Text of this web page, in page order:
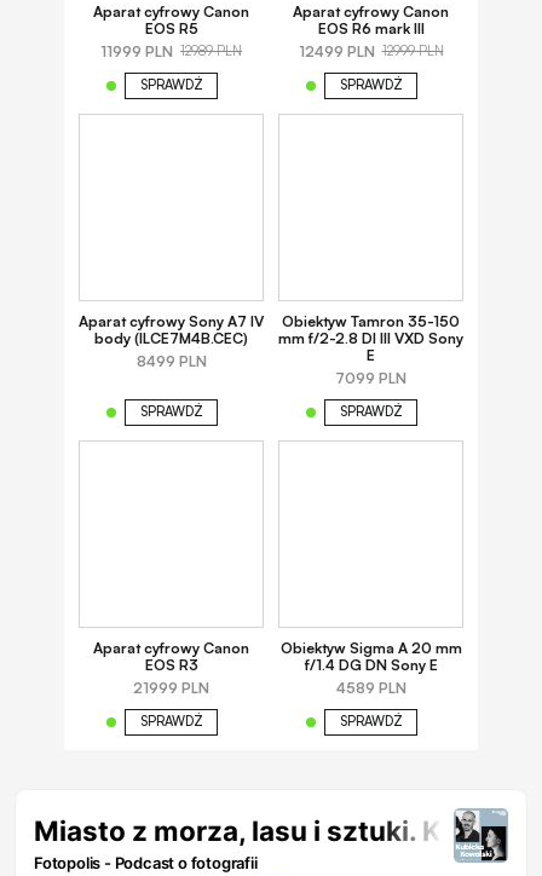
Aparat cyfrowy Canon
EOS R5
11999 PLN 12989 PLN
SPRAWDŹ
Aparat cyfrowy Canon
EOS R6 mark III
12499 PLN 12999 PLN
SPRAWDŹ
Aparat cyfrowy Sony A7 IV
body (ILCE7M4B.CEC)
8499 PLN
SPRAWDŹ
Obiektyw Tamron 35-150
mm f/2-2.8 DI III VXD Sony
E
7099 PLN
SPRAWDŹ
Aparat cyfrowy Canon
EOS R3
21999 PLN
SPRAWDŹ
Obiektyw Sigma A 20 mm
f/1.4 DG DN Sony E
4589 PLN
SPRAWDŹ